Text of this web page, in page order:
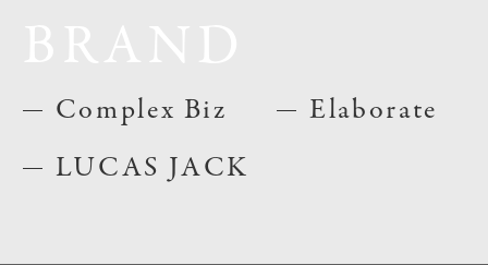
Complex Biz
LUCAS JACK
Elaborate